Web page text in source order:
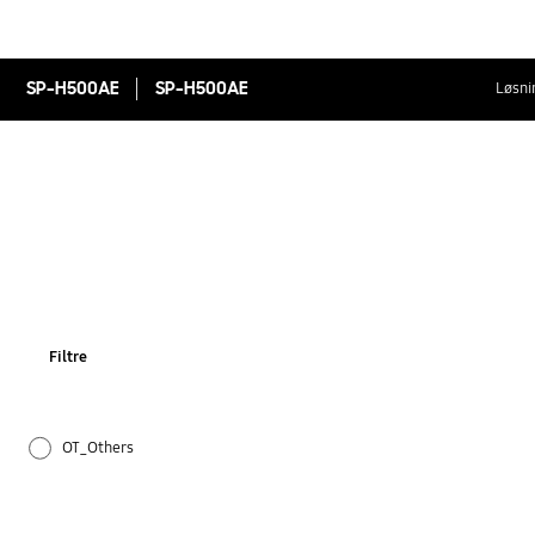
SP-H500AE SP-H500AE
Filtre
OT_Others